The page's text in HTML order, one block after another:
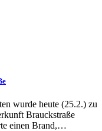
wurde heute (25.2.) zu
Brauck­straße
einen Brand,…